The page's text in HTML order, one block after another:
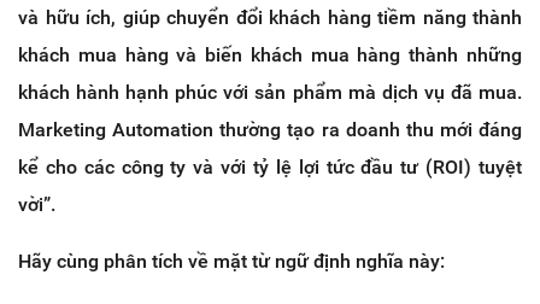
và hữu ích, giúp chuyển đổi khách hàng tiềm năng thành
khách mua hàng và biến khách mua hàng thành những
khách hành hạnh phúc với sản phẩm mà dịch vụ đã mua.
Marketing Automation thường tạo ra doanh thu mới đáng
kể cho các công ty và với tỷ lệ lợi tức đầu tư (ROI) tuyệt
vời”.
Hãy cùng phân tích về mặt từ ngữ định nghĩa này: